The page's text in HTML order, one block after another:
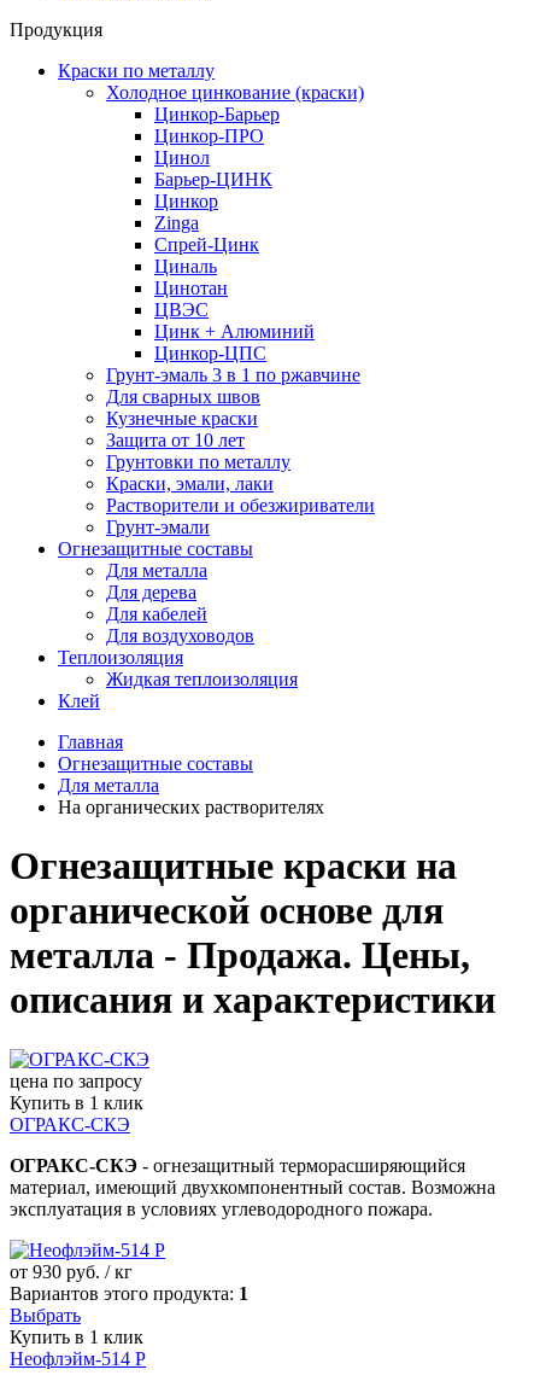
Продукция
Краски по металлу
Холодное цинкование (краски)
Цинкор-Барьер
Цинкор-ПРО
Цинол
Барьер-ЦИНК
Цинкор
Zinga
Спрей-Цинк
Циналь
Цинотан
ЦВЭС
Цинк + Алюминий
Цинкор-ЦПС
Грунт-эмаль 3 в 1 по ржавчине
Для сварных швов
Кузнечные краски
Защита от 10 лет
Грунтовки по металлу
Краски, эмали, лаки
Растворители и обезжириватели
Грунт-эмали
Огнезащитные составы
Для металла
Для дерева
Для кабелей
Для воздуховодов
Теплоизоляция
Жидкая теплоизоляция
Клей
Главная
Огнезащитные составы
Для металла
На органических растворителях
Огнезащитные краски на
органической основе для
металла - Продажа. Цены,
описания и характеристики
цена по запросу
Купить в 1 клик
ОГРАКС-СКЭ
ОГРАКС-СКЭ - огнезащитный терморасширяющийся
материал, имеющий двухкомпонентный состав. Возможна
эксплуатация в условиях углеводородного пожара.
от 930 руб. / кг
Вариантов этого продукта: 1
Выбрать
Купить в 1 клик
Неофлэйм-514 Р